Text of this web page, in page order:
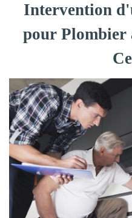
Intervention
pour Plombier